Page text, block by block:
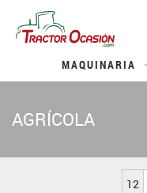
MAQUINARIA
AGRÍCOLA
12